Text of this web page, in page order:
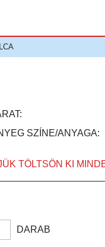
SZÍNE/ANYAGA:
TÖLTSÖN KI
DARAB